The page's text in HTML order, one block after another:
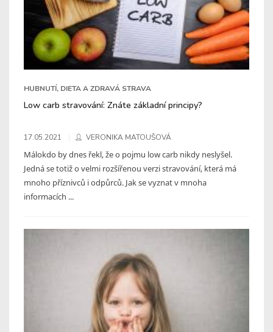
HUBNUTÍ, DIETA A ZDRAVÁ STRAVA
Low carb stravování: Znáte základní principy?
17.05.2021 VERONIKA MATOUŠOVÁ
Málokdo by dnes řekl, že o pojmu low carb nikdy neslyšel.
Jedná se totiž o velmi rozšířenou verzi stravování, která má
mnoho příznivců i odpůrců. Jak se vyznat v mnoha
informacích ...